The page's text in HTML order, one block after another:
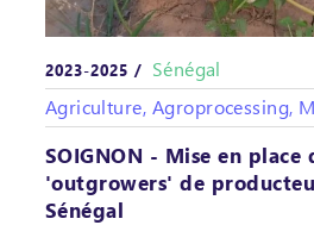
2023-2025 / Sénégal
Agriculture, Agroprocessing,
SOIGNON - Mise en place
'outgrowers' de
Sénégal